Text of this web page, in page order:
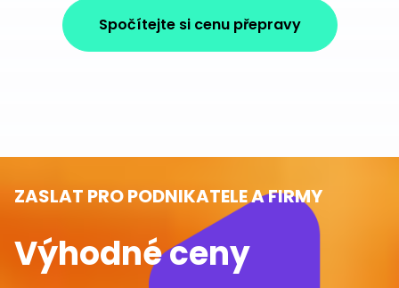
Spočítejte si cenu přepravy
ZASLAT PRO PODNIKATELE A FIRMY
Výhodné ceny